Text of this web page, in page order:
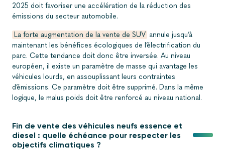
2025 doit favoriser une accélération de la réduction des
émissions du secteur automobile.
La forte augmentation de la vente de SUV annule jusqu’à
maintenant les bénéfices écologiques de l’électrification du
parc. Cette tendance doit donc être inversée. Au niveau
européen, il existe un paramètre de masse qui avantage les
véhicules lourds, en assouplissant leurs contraintes
d’émissions. Ce paramètre doit être supprimé. Dans la même
logique, le malus poids doit être renforcé au niveau national.
Fin de vente des véhicules neufs essence et
diesel : quelle échéance pour respecter les
objectifs climatiques ?